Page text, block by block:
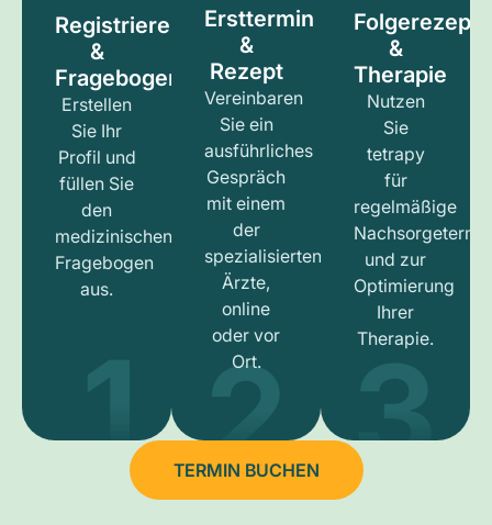
Registrieren
&
Fragebogen
Erstellen
Sie Ihr
Profil und
füllen Sie
den
medizinischen
Fragebogen
aus.
1
Ersttermin
&
Rezept
Vereinbaren
Sie ein
ausführliches
Gespräch
mit einem
der
spezialisierten
Ärzte,
online
oder vor
Ort.
2
Folgerezept
&
Therapie
Nutzen
Sie
tetrapy
für
regelmäßige
und zur
Optimierung
Ihrer
Therapie.
3
TERMIN BUCHEN